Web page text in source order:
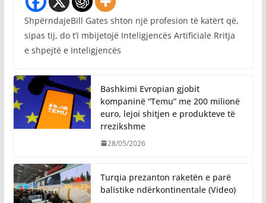
ShpërndajeBill Gates shton një profesion të katërt që,
sipas tij, do t’i mbijetojë Inteligjencës Artificiale Rritja
e shpejtë e Inteligjencës
Bashkimi Evropian gjobit
kompaninë “Temu” me 200 milionë
euro, lejoi shitjen e produkteve të
rrezikshme
28/05/2026
Turqia prezanton raketën e parë
balistike ndërkontinentale (Video)